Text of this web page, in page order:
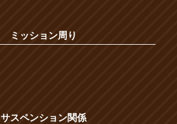
ミッション周り
サスペンション関係